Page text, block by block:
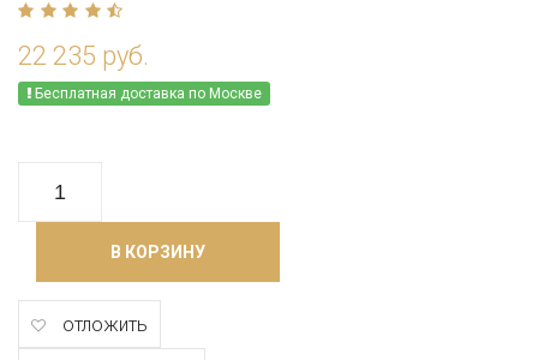
22 235 руб.
Бесплатная доставка по Москве
В КОРЗИНУ
отложить